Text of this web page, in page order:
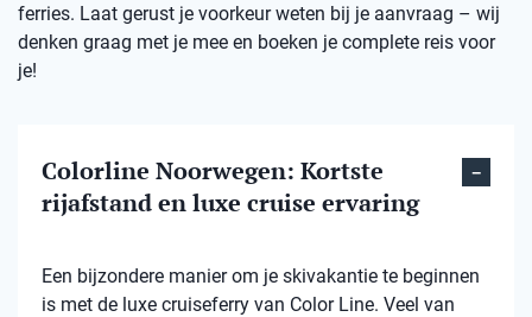
ferries. Laat gerust je voorkeur weten bij je aanvraag – wij
denken graag met je mee en boeken je complete reis voor
je!
Colorline Noorwegen: Kortste
rijafstand en luxe cruise ervaring
Een bijzondere manier om je skivakantie te beginnen
is met de luxe cruiseferry van Color Line. Veel van